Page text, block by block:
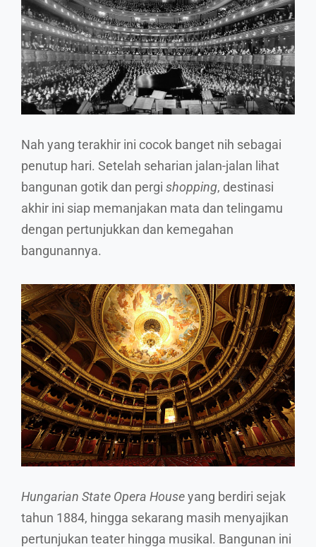
Nah yang terakhir ini cocok banget nih sebagai
penutup hari. Setelah seharian jalan-jalan lihat
bangunan gotik dan pergi shopping, destinasi
akhir ini siap memanjakan mata dan telingamu
dengan pertunjukkan dan kemegahan
bangunannya.
Hungarian State Opera Houseyang berdiri sejak
tahun 1884, hingga sekarang masih menyajikan
pertunjukan teater hingga musikal. Bangunan ini